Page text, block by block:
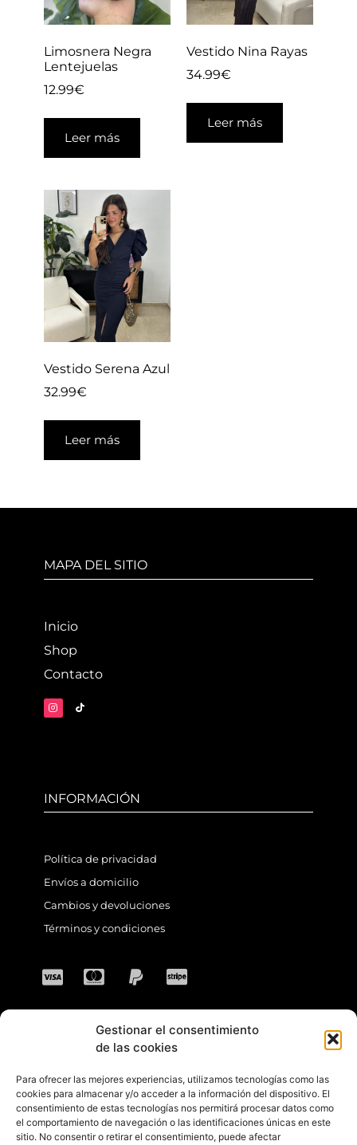
Gestionar el consentimiento
de las cookies
Para ofrecer las mejores experiencias, utilizamos tecnologías como las
cookies para almacenar y/o acceder a la información del dispositivo. El
consentimiento de estas tecnologías nos permitirá procesar datos como
el comportamiento de navegación o las identificaciones únicas en este
sitio. No consentir o retirar el consentimiento, puede afectar
Limosnera Negra
Lentejuelas
12.99€
Leer más
Vestido Nina Rayas
34.99€
Leer más
Vestido Serena Azul
32.99€
Leer más
MAPA DEL SITIO
Inicio
Shop
Contacto
INFORMACIÓN
Política de privacidad
Envíos a domicilio
Cambios y devoluciones
Términos y condiciones
CONTACTO
Dirección: C. Sta. María Magdalena, 14,
41701 Dos Hermanas, Sevilla, España
Teléfono +34 694 46 69 91